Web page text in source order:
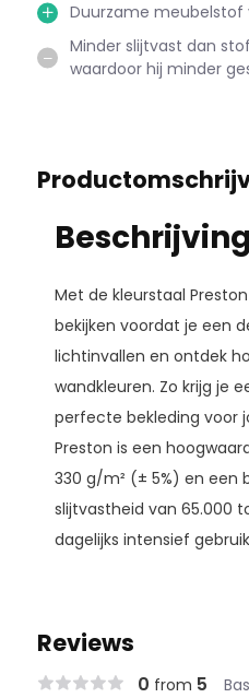
Duurzame meubelstof
Minder slijtvast dan
waardoor hij minder
Met de kleurstaal
bekijken voordat je een
lichtinvallen en ontdek
wandkleuren. Zo krijg je
perfecte bekleding voor
Preston is een
330 g/m² (± 5%) en een
slijtvastheid van 65.000
dagelijks intensief
Reviews
0 from 5